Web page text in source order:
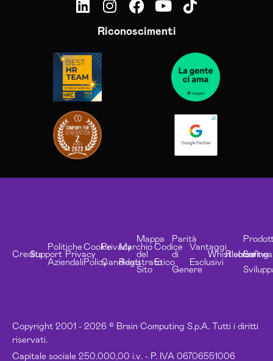
Riconoscimenti
Copyright 2001 - 2026 © Brain Computing S.p.A. Tutti i diritti
riservati.
Capitale sociale 250.000,00 i.v. - P. IVA 06706551006
CreditsSupport
Politiche
Aziendali
Privacy
Cookie
Policy
Privacy
Candidati
Marchio
Registrato
Mappa
del
Sito
Codice
Etico
Parità
di
Genere
Vantaggi
Esclusivi
Whistleblowing
Risorse